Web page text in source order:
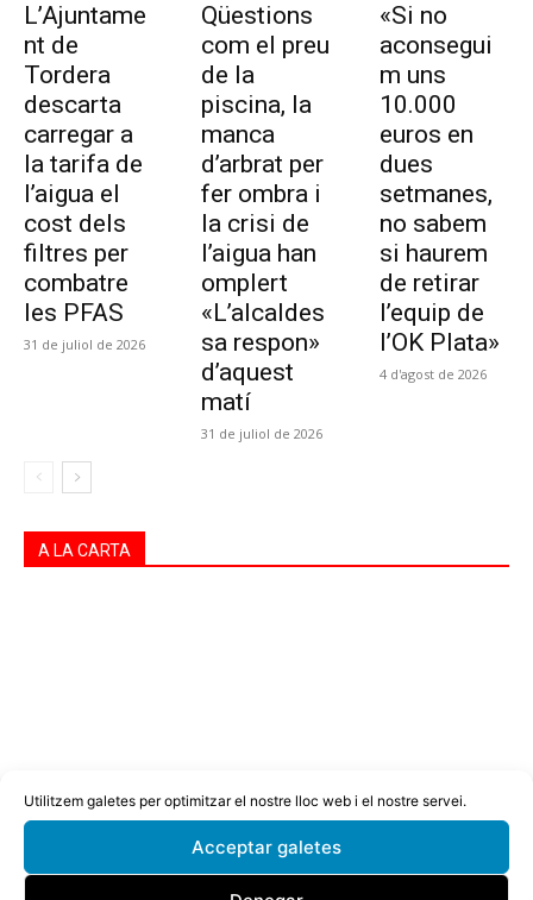
Utilitzem galetes per optimitzar el nostre lloc web i el nostre servei.
Acceptar galetes
L’Ajuntame
nt de
Tordera
descarta
carregar a
la tarifa de
l’aigua el
cost dels
filtres per
combatre
les PFAS
31 de juliol de 2026
Qüestions
com el preu
de la
piscina, la
manca
d’arbrat per
fer ombra i
la crisi de
l’aigua han
omplert
«L’alcaldes
sa respon»
d’aquest
matí
31 de juliol de 2026
«Si no
aconsegui
m uns
10.000
euros en
dues
setmanes,
no sabem
si haurem
de retirar
l’equip de
l’OK Plata»
4 d'agost de 2026
A LA CARTA